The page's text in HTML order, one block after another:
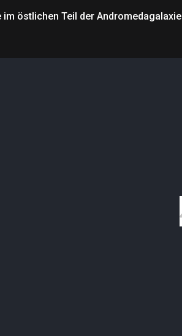
östlichen Teil der Andromedagalaxie